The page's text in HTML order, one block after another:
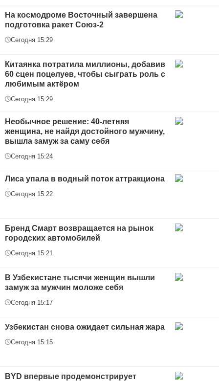
На космодроме Восточный завершена
подготовка ракет Союз-2
Сегодня 15:29
Китаянка потратила миллионы, добавив
60 сцен поцелуев, чтобы сыграть роль с
любимым актёром
Сегодня 15:29
Необычное решение: 40-летняя
женщина, не найдя достойного мужчину,
вышла замуж за саму себя
Сегодня 15:24
Лиса упала в водный поток аттракциона
Сегодня 15:22
Бренд Смарт возвращается на рынок
городских автомобилей
Сегодня 15:21
В Узбекистане тысячи женщин вышли
замуж за мужчин моложе себя
Сегодня 15:17
Узбекистан снова ожидает сильная жара
Сегодня 15:15
BYD впервые продемонстрирует